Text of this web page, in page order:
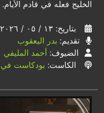
الخليج فعله في قادم الأيام.
بتاريخ: ١٣ / ٠٥ / ٢٠٢٦
تقديم: بدر اليعقوب
الضيوف: أحمد المليفي
الكاست: بودكاست